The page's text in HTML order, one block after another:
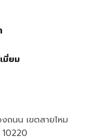
มี่ยม
ถนน เขตสายไหม